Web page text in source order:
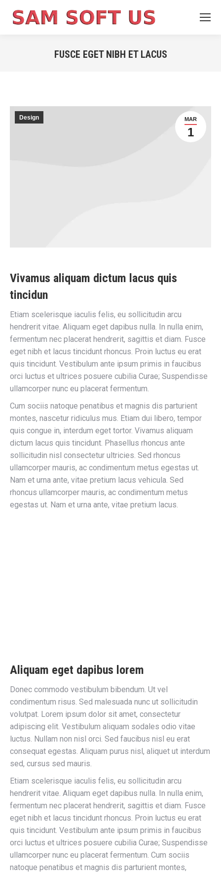
FUSCE EGET NIBH ET LACUS
MAR
1
Design
Vivamus aliquam dictum lacus quis
tincidun
Etiam scelerisque iaculis felis, eu sollicitudin arcu
hendrerit vitae. Aliquam eget dapibus nulla. In nulla enim,
fermentum nec placerat hendrerit, sagittis et diam. Fusce
eget nibh et lacus tincidunt rhoncus. Proin luctus eu erat
quis tincidunt. Vestibulum ante ipsum primis in faucibus
orci luctus et ultrices posuere cubilia Curae; Suspendisse
ullamcorper nunc eu placerat fermentum.
Cum sociis natoque penatibus et magnis dis parturient
montes, nascetur ridiculus mus. Etiam dui libero, tempor
quis congue in, interdum eget tortor. Vivamus aliquam
dictum lacus quis tincidunt. Phasellus rhoncus ante
sollicitudin nisl consectetur ultricies. Sed rhoncus
ullamcorper mauris, ac condimentum metus egestas ut.
Nam et urna ante, vitae pretium lacus vehicula. Sed
rhoncus ullamcorper mauris, ac condimentum metus
egestas ut. Nam et urna ante, vitae pretium lacus.
Aliquam eget dapibus lorem
Donec commodo vestibulum bibendum. Ut vel
condimentum risus. Sed malesuada nunc ut sollicitudin
volutpat. Lorem ipsum dolor sit amet, consectetur
adipiscing elit. Vestibulum aliquam sodales odio vitae
luctus. Nullam non nisl orci. Sed faucibus nisl eu erat
consequat egestas. Aliquam purus nisl, aliquet ut interdum
sed, cursus sed mauris.
Etiam scelerisque iaculis felis, eu sollicitudin arcu
hendrerit vitae. Aliquam eget dapibus nulla. In nulla enim,
fermentum nec placerat hendrerit, sagittis et diam. Fusce
eget nibh et lacus tincidunt rhoncus. Proin luctus eu erat
quis tincidunt. Vestibulum ante ipsum primis in faucibus
orci luctus et ultrices posuere cubilia Curae; Suspendisse
ullamcorper nunc eu placerat fermentum. Cum sociis
natoque penatibus et magnis dis parturient montes,